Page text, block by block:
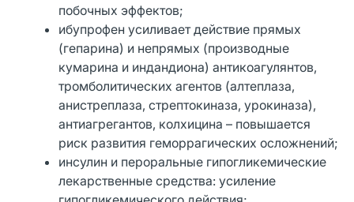
побочных эффектов;
ибупрофен усиливает действие прямых
(гепарина) и непрямых (производные
кумарина и индандиона) антикоагулянтов,
тромболитических агентов (алтеплаза,
анистреплаза, стрептокиназа, урокиназа),
антиагрегантов, колхицина – повышается
риск развития геморрагических осложнений;
инсулин и пероральные гипогликемические
лекарственные средства: усиление